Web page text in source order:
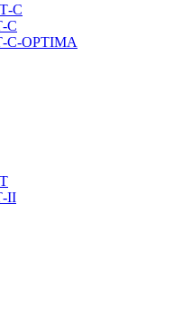
С
С
С-OPTIMA
II